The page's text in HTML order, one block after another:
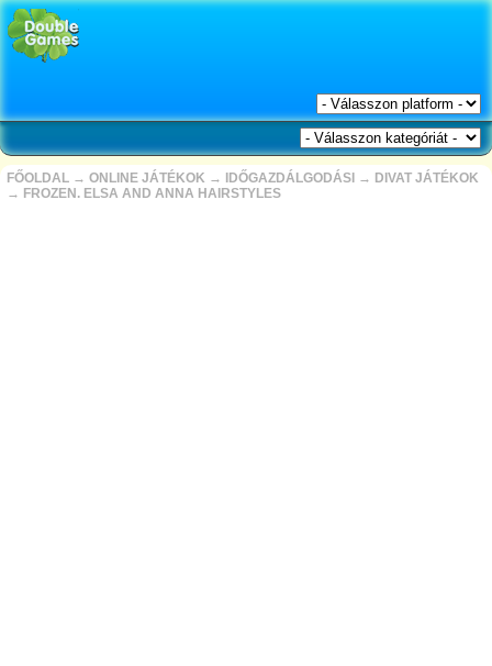
FŐOLDAL → ONLINE JÁTÉKOK → IDŐGAZDÁLGODÁSI → DIVAT JÁTÉKOK
→ FROZEN. ELSA AND ANNA HAIRSTYLES